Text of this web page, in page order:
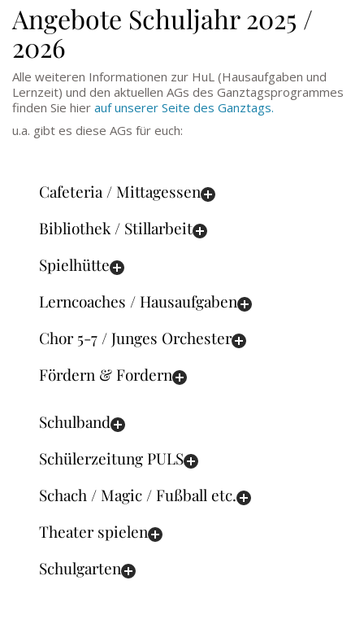
Angebote Schuljahr 2025 /
2026
Alle weiteren Informationen zur HuL (Hausaufgaben und
Lernzeit) und den aktuellen AGs des Ganztagsprogrammes
finden Sie hier auf unserer Seite des Ganztags.
u.a. gibt es diese AGs für euch:
Cafeteria / Mittagessen
Bibliothek / Stillarbeit
Spielhütte
Lerncoaches / Hausaufgaben
Chor 5-7 / Junges Orchester
Fördern & Fordern
Schulband
Schülerzeitung PULS
Schach / Magic / Fußball etc.
Theater spielen
Schulgarten